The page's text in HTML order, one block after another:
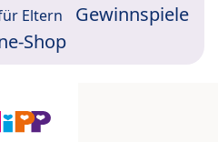
Eltern
Gewinnspiele
Shop